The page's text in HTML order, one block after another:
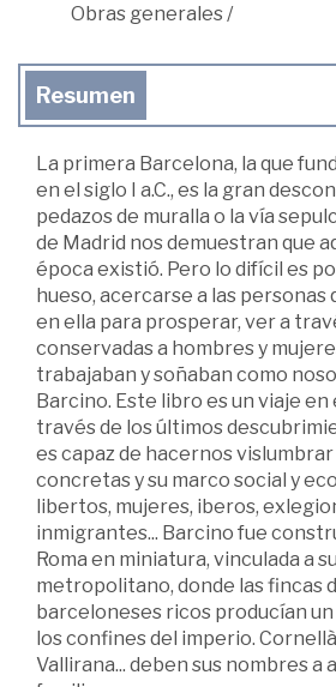
Obras generales/
Resumen
La primera Barcelona, la que
en el siglo I a.C., es la gran
pedazos de muralla o la vía
de Madrid nos demuestran que
época existió. Pero lo difícil es
hueso, acercarse a las personas
en ella para prosperar, ver a
conservadas a hombres y
trabajaban y soñaban como
Barcino. Este libro es un viaje en
través de los últimos
es capaz de hacernos vislumbrar
concretas y su marco social y
libertos, mujeres, iberos,
inmigrantes... Barcino fue
Roma en miniatura, vinculada a
metropolitano, donde las fincas
barceloneses ricos producían un
los confines del imperio.
Vallirana... deben sus nombres a